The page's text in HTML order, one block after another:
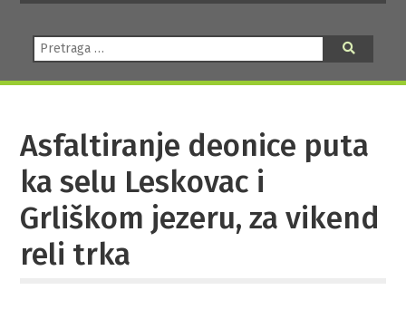
Pretraga:
Asfaltiranje deonice puta
ka selu Leskovac i
Grliškom jezeru, za vikend
reli trka